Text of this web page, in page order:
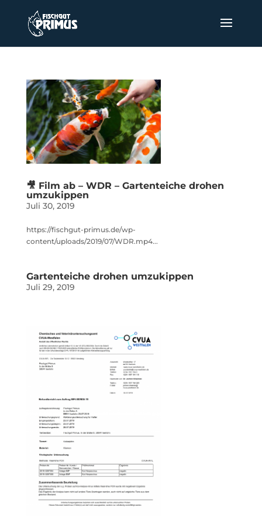
🎥 Film ab – WDR – Gartenteiche drohen
umzukippen
Juli 30, 2019
https://fischgut-primus.de/wp-
content/uploads/2019/07/WDR.mp4...
Gartenteiche drohen umzukippen
Juli 29, 2019